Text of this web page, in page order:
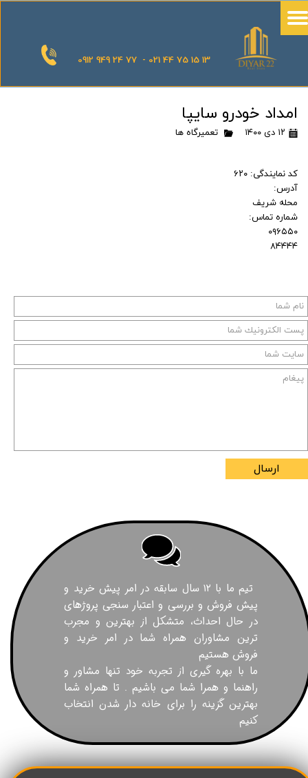
0912 949 24 77 - 021 44 75 15 13
امداد خودرو سایپا
۱۲ دی ۱۴۰۰ تعمیرگاه ها
کد نمایندگی: ۶۲۰
آدرس:
محله شریف
شماره تماس:
۰۹۶۵۵۰
۸۴۴۴۴
ارسال
تیم ما با ۱۲ سال سابقه در امر پیش خرید و
پیش فروش و بررسی و اعتبار سنجی پروژهای
در حال احداث، متشکل از بهترین و مجرب
ترین مشاوران همراه شما در امر خرید و
فروش هستیم
ما با بهره گیری از تجربه خود تنها مشاور و
راهنما و همرا شما می باشیم . تا همراه شما
بهترین گزینه را برای خانه دار شدن انتخاب
کنیم